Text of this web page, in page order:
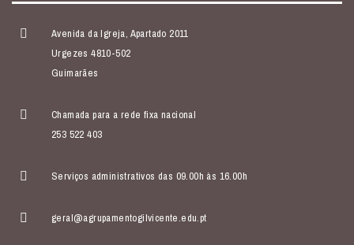
Avenida da Igreja, Apartado 2011
Urgezes 4810-502
Guimarães
Chamada para a rede fixa nacional
253 522 403
Serviços administrativos das 09.00h às 16.00h
geral@agrupamentogilvicente.edu.pt